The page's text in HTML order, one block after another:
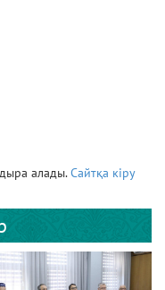
алады.Сайтқа кіру